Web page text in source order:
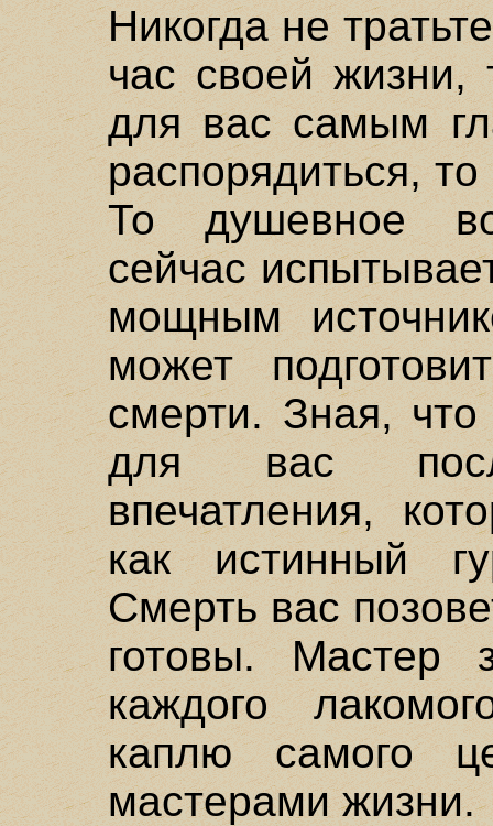
Никогда не
час своей жизни,
для вас самым
распорядиться,
То душевное
сейчас
мощным
может
смерти. Зная,
для вас
впечатления,
как истинный
Смерть вас
готовы. Мастер
каждого
каплю самого
мастерами жизни.